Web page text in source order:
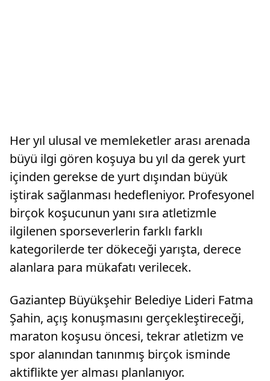
Her yıl ulusal ve memleketler arası arenada
büyü ilgi gören koşuya bu yıl da gerek yurt
içinden gerekse de yurt dışından büyük
iştirak sağlanması hedefleniyor. Profesyonel
birçok koşucunun yanı sıra atletizmle
ilgilenen sporseverlerin farklı farklı
kategorilerde ter dökeceği yarışta, derece
alanlara para mükafatı verilecek.
Gaziantep Büyükşehir Belediye Lideri Fatma
Şahin, açış konuşmasını gerçekleştireceği,
maraton koşusu öncesi, tekrar atletizm ve
spor alanından tanınmış birçok isminde
aktiflikte yer alması planlanıyor.